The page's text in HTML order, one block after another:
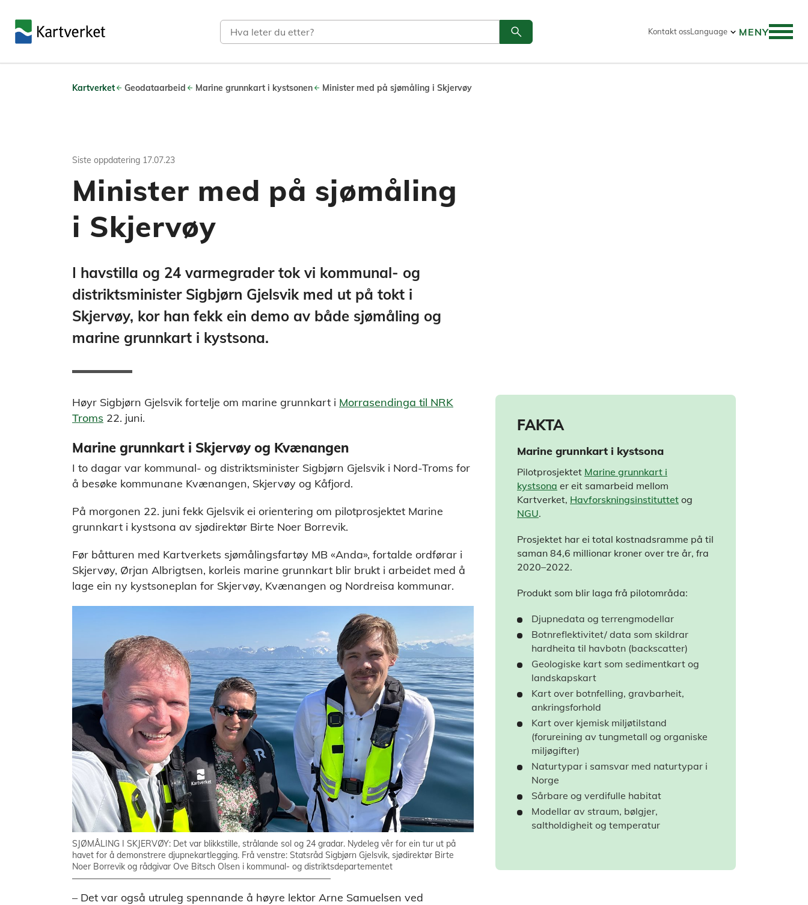
Søk
Søk
search Kontakt ossLanguage MENY
Kartverket Geodataarbeid Marine grunnkart i kystsonen Minister med på sjømåling i Skjervøy
Siste oppdatering 17.07.23
Minister med på sjømåling
i Skjervøy
I havstilla og 24 varmegrader tok vi kommunal- og
distriktsminister Sigbjørn Gjelsvik med ut på tokt i
Skjervøy, kor han fekk ein demo av både sjømåling og
marine grunnkart i kystsona.
Høyr Sigbjørn Gjelsvik fortelje om marine grunnkart i Morrasendinga til NRK
Troms 22. juni.
Marine grunnkart i Skjervøy og Kvænangen
I to dagar var kommunal- og distriktsminister Sigbjørn Gjelsvik i Nord-Troms for
å besøke kommunane Kvænangen, Skjervøy og Kåfjord.
På morgonen 22. juni fekk Gjelsvik ei orientering om pilotprosjektet Marine
grunnkart i kystsona av sjødirektør Birte Noer Borrevik.
Før båtturen med Kartverkets sjømålingsfartøy MB «Anda», fortalde ordførar i
Skjervøy, Ørjan Albrigtsen, korleis marine grunnkart blir brukt i arbeidet med å
lage ein ny kystsoneplan for Skjervøy, Kvænangen og Nordreisa kommunar.
SJØMÅLING I SKJERVØY: Det var blikkstille, strålande sol og 24 gradar. Nydeleg vêr for ein tur ut på
havet for å demonstrere djupnekartlegging. Frå venstre: Statsråd Sigbjørn Gjelsvik, sjødirektør Birte
Noer Borrevik og rådgivar Ove Bitsch Olsen i kommunal- og distriktsdepartementet
– Det var også utruleg spennande å høyre lektor Arne Samuelsen ved
FAKTA
Marine grunnkart i kystsona
Pilotprosjektet Marine grunnkart i
kystsona er eit samarbeid mellom
Kartverket, Havforskningsinstituttet og
NGU.
Prosjektet har ei total kostnadsramme på til
saman 84,6 millionar kroner over tre år, fra
2020–2022.
Produkt som blir laga frå pilotområda:
Djupnedata og terrengmodellar
Botnreflektivitet/ data som skildrar
hardheita til havbotn (backscatter)
Geologiske kart som sedimentkart og
landskapskart
Kart over botnfelling, gravbarheit,
ankringsforhold
Kart over kjemisk miljøtilstand
(forureining av tungmetall og organiske
miljøgifter)
Naturtypar i samsvar med naturtypar i
Norge
Sårbare og verdifulle habitat
Modellar av straum, bølgjer,
saltholdigheit og temperatur